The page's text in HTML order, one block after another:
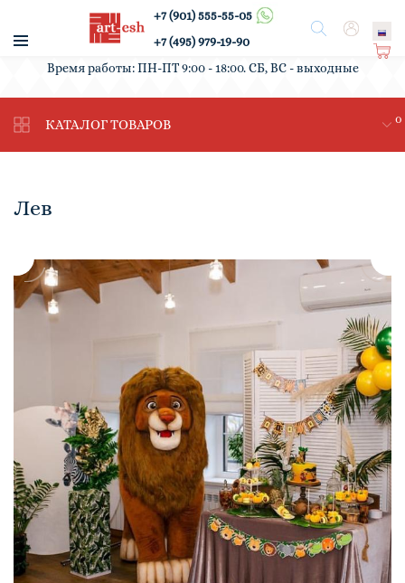
Поиск
+7 (901) 555-55-05
+7 (495) 979-19-90
Ко
ин
а
0
Вход
/
Время работы: ПН-ПТ 9:00 - 18:00. СБ, ВС - выходные
КАТАЛОГ ТОВАРОВ
Лев